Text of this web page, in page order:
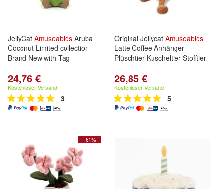
JellyCat Amuseables Aruba
Coconut Limited collection
Brand New with Tag
24,76 €
Kostenloser Versand
3
Original Jellycat Amuseables
Latte Coffee Anhänger
Plüschtier Kuscheltier Stofftier
26,85 €
Kostenloser Versand
5
- 61%